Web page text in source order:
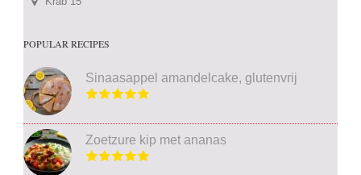
POPULAR RECIPES
Sinaasappel amandelcake, glutenvrij
Zoetzure kip met ananas